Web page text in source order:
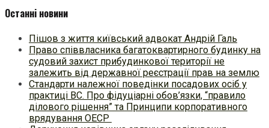
Останні новини
Пішов з життя київський адвокат Андрій Галь
Право співвласника багатоквартирного будинку на
судовий захист прибудинкової території не
залежить від державної реєстрації прав на землю
Стандарти належної поведінки посадових осіб у
практиці ВC. Про фідуціарні обов’язки, “правило
ділового рішення” та Принципи корпоративного
врядування ОЕСР